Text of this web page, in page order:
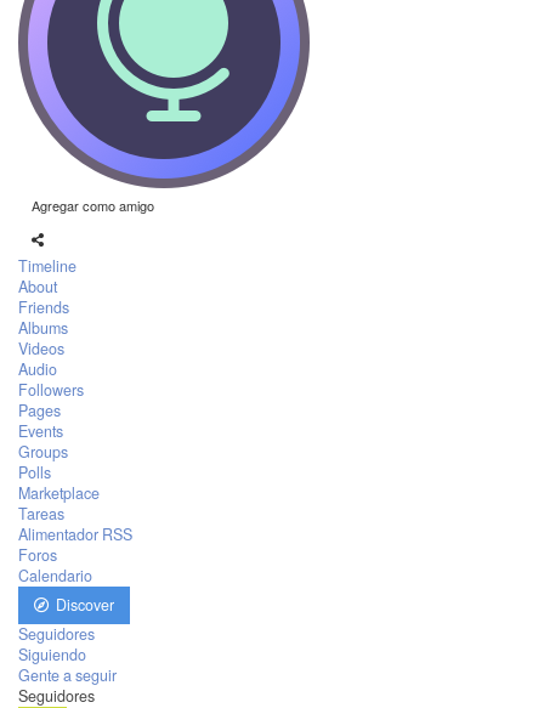
Agregar como amigo
Timeline
About
Friends
Albums
Videos
Audio
Followers
Pages
Events
Groups
Polls
Marketplace
Tareas
Alimentador RSS
Foros
Calendario
Discover
Seguidores
Siguiendo
Gente a seguir
Seguidores